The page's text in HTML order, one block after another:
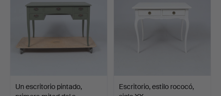
Un escritorio pintado,
Escritorio, estilo rococó,